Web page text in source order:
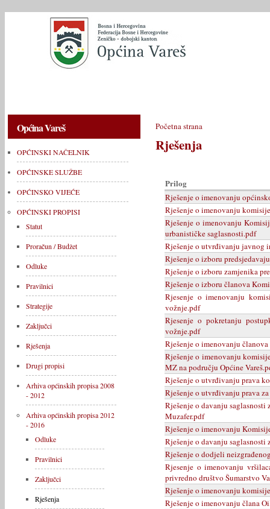
Općina Vareš
OPĆINSKI NAČELNIK
OPĆINSKE SLUŽBE
OPĆINSKO VIJEĆE
OPĆINSKI PROPISI
Statut
Proračun / Budžet
Odluke
Pravilnici
Strategije
Zaključci
Rješenja
Drugi propisi
Arhiva općinskih propisa 2008
- 2012
Arhiva općinskih propisa 2012
- 2016
Odluke
Pravilnici
Zaključci
Rješenja
Početna strana
Rješenja
Prilog
Rješenje o imenovanju
Rješenje o imenovanju
Rješenje o imenovanju
urbanističke saglasnosti.pdf
Rješenje o utvrđivanju javnog
Rješenje o izboru
Rješenje o izboru zamjenika
Rješenje o izboru članova
Rjesenje o imenovanju
vožnje.pdf
Rjesenje o pokretanju
vožnje.pdf
Rješenje o imenovanju
Rješenje o imenovanju
MZ na području Općine
Rješenje o utvrđivanju prava
Rješenje o utvrđivanju prava
Rješenje o davanju saglasnosti
Muzafer.pdf
Rješenje o imenovanju
Rješenje o davanju
Rješenje o dodjeli
Rjesenje o imenovanju
privredno društvo Šumarstvo
Rješenje o imenovanju
Rješenje o imenovanju člana